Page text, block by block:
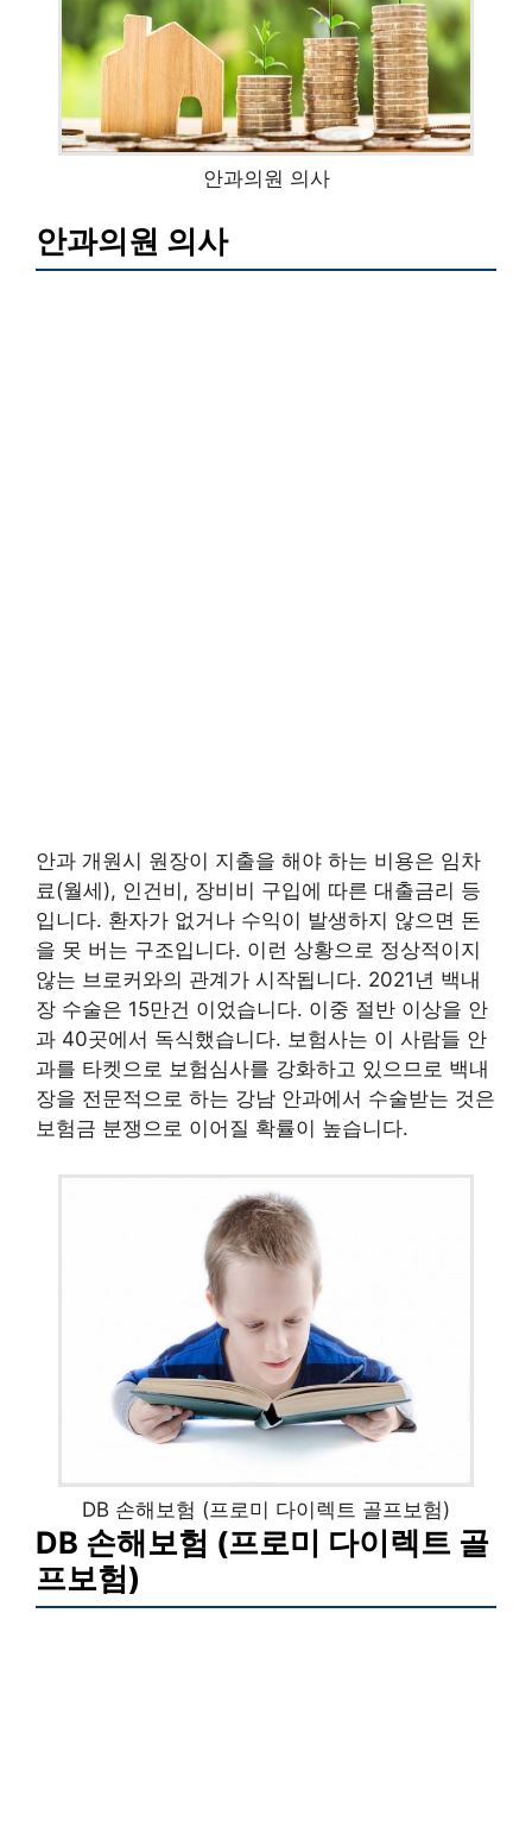
안과의원 의사
안과의원 의사
안과 개원시 원장이 지출을 해야 하는 비용은 임차
료(월세), 인건비, 장비비 구입에 따른 대출금리 등
입니다. 환자가 없거나 수익이 발생하지 않으면 돈
을 못 버는 구조입니다. 이런 상황으로 정상적이지
않는 브로커와의 관계가 시작됩니다. 2021년 백내
장 수술은 15만건 이었습니다. 이중 절반 이상을 안
과 40곳에서 독식했습니다. 보험사는 이 사람들 안
과를 타켓으로 보험심사를 강화하고 있으므로 백내
장을 전문적으로 하는 강남 안과에서 수술받는 것은
보험금 분쟁으로 이어질 확률이 높습니다.
DB 손해보험 (프로미 다이렉트 골프보험)
DB 손해보험 (프로미 다이렉트 골
프보험)